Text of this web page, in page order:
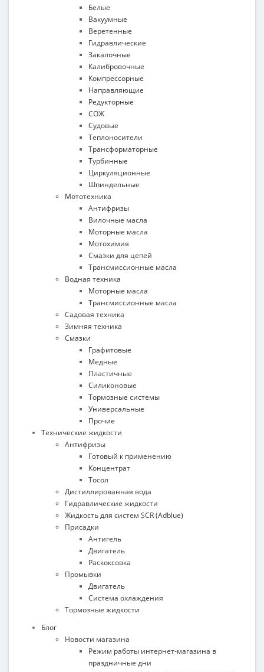
Белые
Вакуумные
Веретенные
Гидравлические
Закалочные
Калибровочные
Компрессорные
Направляющие
Редукторные
СОЖ
Судовые
Теплоносители
Трансформаторные
Турбинные
Циркуляционные
Шпиндельные
Мототехника
Антифризы
Вилочные масла
Моторные масла
Мотохимия
Смазки для цепей
Трансмиссионные масла
Водная техника
Моторные масла
Трансмиссионные масла
Садовая техника
Зимняя техника
Смазки
Графитовые
Медные
Пластичные
Силиконовые
Тормозные системы
Универсальные
Прочие
Технические жидкости
Антифризы
Готовый к применению
Концентрат
Тосол
Дистиллированная вода
Гидравлические жидкости
Жидкость для систем SCR (Adblue)
Присадки
Антигель
Двигатель
Раскоксовка
Промывки
Двигатель
Система охлаждения
Тормозные жидкости
Блог
Новости магазина
Режим работы интернет-магазина в
праздничные дни